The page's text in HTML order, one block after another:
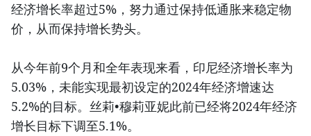
经济增长率超过5%，努力通过保持低通胀来稳定物
价，从而保持增长势头。
从今年前9个月和全年表现来看，印尼经济增长率为
5.03%，未能实现最初设定的2024年经济增速达
5.2%的目标。丝莉•穆莉亚妮此前已经将2024年经济
增长目标下调至5.1%。